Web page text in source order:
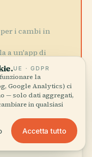
i cambi in
a un'app di
un'unica app
UE · GDPR
la
Google Analytics) ci
— solo dati aggregati,
in qualsiasi
Accetta tutto